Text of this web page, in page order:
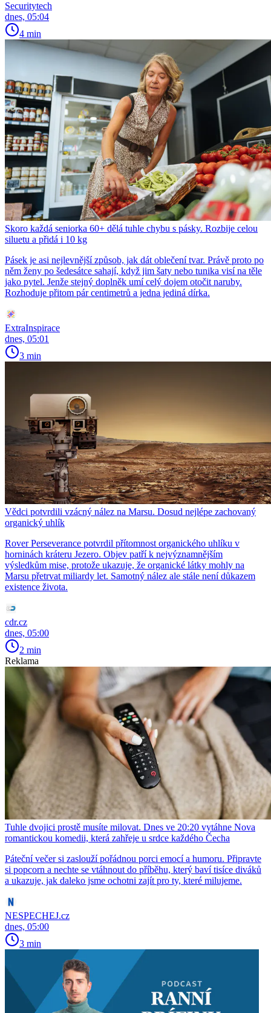
Securitytech
dnes, 05:04
4 min
Skoro každá seniorka 60+ dělá tuhle chybu s pásky. Rozbije celou
siluetu a přidá i 10 kg
Pásek je asi nejlevnější způsob, jak dát oblečení tvar. Právě proto po
něm ženy po šedesátce sahají, když jim šaty nebo tunika visí na těle
jako pytel. Jenže stejný doplněk umí celý dojem otočit naruby.
Rozhoduje přitom pár centimetrů a jedna jediná dírka.
ExtraInspirace
dnes, 05:01
3 min
Vědci potvrdili vzácný nález na Marsu. Dosud nejlépe zachovaný
organický uhlík
Rover Perseverance potvrdil přítomnost organického uhlíku v
horninách kráteru Jezero. Objev patří k nejvýznamnějším
výsledkům mise, protože ukazuje, že organické látky mohly na
Marsu přetrvat miliardy let. Samotný nález ale stále není důkazem
existence života.
cdr.cz
dnes, 05:00
2 min
Reklama
Tuhle dvojici prostě musíte milovat. Dnes ve 20:20 vytáhne Nova
romantickou komedii, která zahřeje u srdce každého Čecha
Páteční večer si zaslouží pořádnou porci emocí a humoru. Připravte
si popcorn a nechte se vtáhnout do příběhu, který baví tisíce diváků
a ukazuje, jak daleko jsme ochotni zajít pro ty, které milujeme.
NESPECHEJ.cz
dnes, 05:00
3 min